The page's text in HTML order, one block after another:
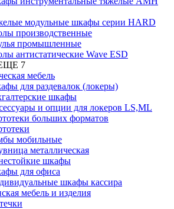
модульные шкафы серии HARD
производственные
промышленные
антистатические Wave ESD
7
мебель
для раздевалок (локеры)
шкафы
и опции для локеров LS,ML
больших форматов
мобильные
металлическая
шкафы
для офиса
шкафы кассира
мебель и изделия